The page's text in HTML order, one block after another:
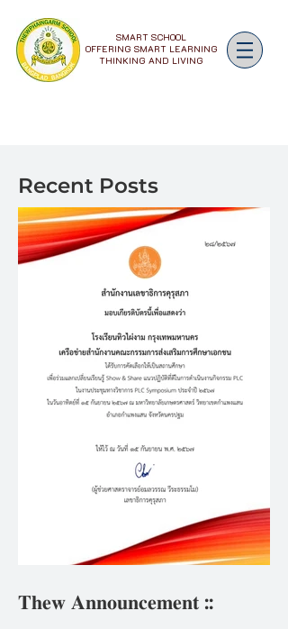
SMART SCHOOL
OFFERING SMART LEARNING
THINKING AND LIVING
Recent Posts
𝐓𝐡𝐞𝐰 𝐀𝐧𝐧𝐨𝐮𝐧𝐜𝐞𝐦𝐞𝐧𝐭 ::